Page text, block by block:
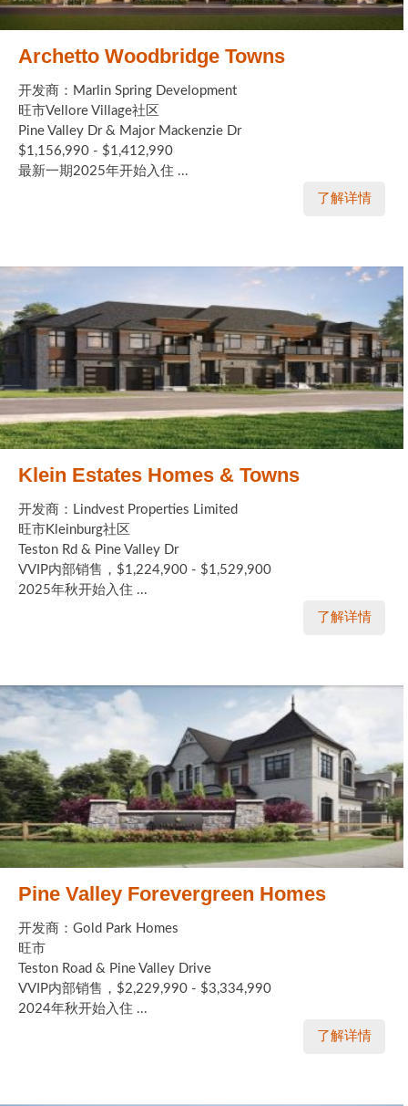
Archetto Woodbridge Towns
开发商：Marlin Spring Development
旺市Vellore Village社区
Pine Valley Dr & Major Mackenzie Dr
$1,156,990 - $1,412,990
最新一期2025年开始入住 ...
了解详情
Klein Estates Homes & Towns
开发商：Lindvest Properties Limited
旺市Kleinburg社区
Teston Rd & Pine Valley Dr
VVIP内部销售，$1,224,900 - $1,529,900
2025年秋开始入住 ...
了解详情
Pine Valley Forevergreen Homes
开发商：Gold Park Homes
旺市
Teston Road & Pine Valley Drive
VVIP内部销售，$2,229,990 - $3,334,990
2024年秋开始入住 ...
了解详情